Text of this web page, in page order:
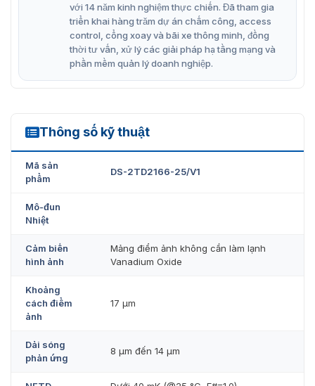
với 14 năm kinh nghiệm thực chiến. Đã tham gia
triển khai hàng trăm dự án chấm công, access
control, cổng xoay và bãi xe thông minh, đồng
thời tư vấn, xử lý các giải pháp hạ tầng mạng và
phần mềm quản lý doanh nghiệp.
Thông số kỹ thuật
DS-2TD2166-25/V1
Mã sản
phẩm
DS-2TD2166-25/V1
Mô-đun
Nhiệt
Cảm biến
hình ảnh
Mảng điểm ảnh không cần làm lạnh
Vanadium Oxide
Khoảng
cách điểm
ảnh
17 μm
Dải sóng
phản ứng
8 μm đến 14 μm